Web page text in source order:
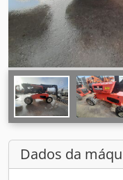
Dados da